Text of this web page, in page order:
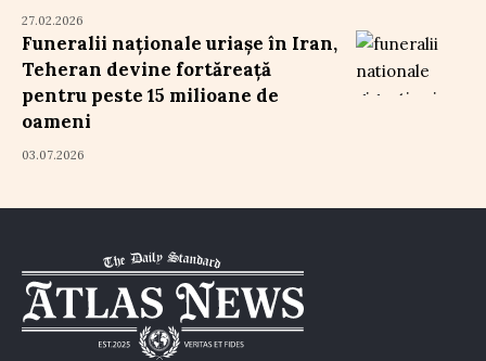
27.02.2026
Funeralii naționale uriașe în Iran,
Teheran devine fortăreață
pentru peste 15 milioane de
oameni
03.07.2026